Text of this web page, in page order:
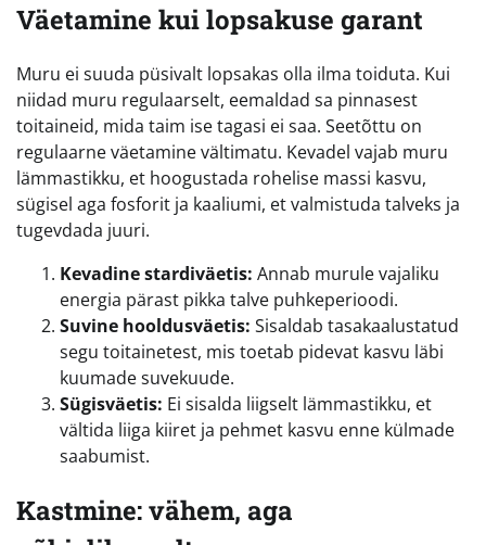
Väetamine kui lopsakuse garant
Muru ei suuda püsivalt lopsakas olla ilma toiduta. Kui
niidad muru regulaarselt, eemaldad sa pinnasest
toitaineid, mida taim ise tagasi ei saa. Seetõttu on
regulaarne väetamine vältimatu. Kevadel vajab muru
lämmastikku, et hoogustada rohelise massi kasvu,
sügisel aga fosforit ja kaaliumi, et valmistuda talveks ja
tugevdada juuri.
Kevadine stardiväetis: Annab murule vajaliku
energia pärast pikka talve puhkeperioodi.
Suvine hooldusväetis: Sisaldab tasakaalustatud
segu toitainetest, mis toetab pidevat kasvu läbi
kuumade suvekuude.
Sügisväetis: Ei sisalda liigselt lämmastikku, et
vältida liiga kiiret ja pehmet kasvu enne külmade
saabumist.
Kastmine: vähem, aga